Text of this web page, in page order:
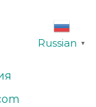
Russian ▼